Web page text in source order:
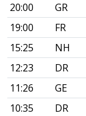
20:00
GR
19:00
FR
15:25
NH
12:23
DR
11:26
GE
10:35
DR